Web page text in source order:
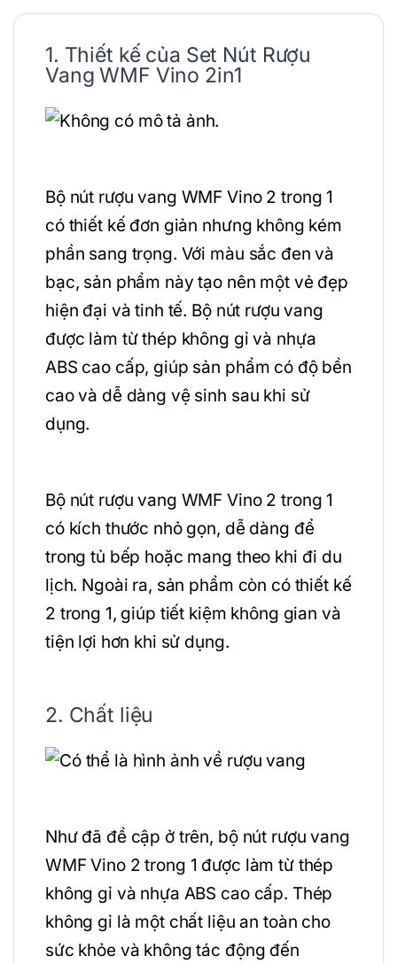
1. Thiết kế của Set Nút Rượu
VangWMF Vino 2in1
Bộ nút rượu vang WMF Vino 2 trong 1
có thiết kế đơn giản nhưng không kém
phần sang trọng. Với màu sắc đen và
bạc, sản phẩm này tạo nên một vẻ đẹp
hiện đại và tinh tế. Bộ nút rượu vang
được làm từ thép không gỉ và nhựa
ABS cao cấp, giúp sản phẩm có độ bền
cao và dễ dàng vệ sinh sau khi sử
dụng.
Bộ nút rượu vang WMF Vino 2 trong 1
có kích thước nhỏ gọn, dễ dàng để
trong tủ bếp hoặc mang theo khi đi du
lịch. Ngoài ra, sản phẩm còn có thiết kế
2 trong 1, giúp tiết kiệm không gian và
tiện lợi hơn khi sử dụng.
2. Chất liệu
Như đã đề cập ở trên, bộ nút rượu vang
WMF Vino 2 trong 1 được làm từ thép
không gỉ và nhựa ABS cao cấp. Thép
không gỉ là một chất liệu an toàn cho
sức khỏe và không tác động đến